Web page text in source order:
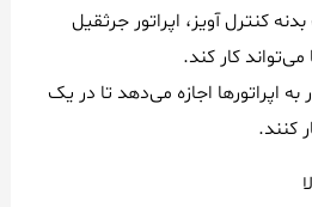
کنترل آویز، اپراتور جرثقیل
کار کند.
اپراتورها اجازه می‌دهد تا در یک
کنند.